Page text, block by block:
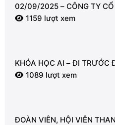
02/09/2025 – CÔNG TY CỔ
1159 lượt xem
KHÓA HỌC AI – ĐI TRƯỚC
1089 lượt xem
ĐOÀN VIÊN, HỘI VIÊN